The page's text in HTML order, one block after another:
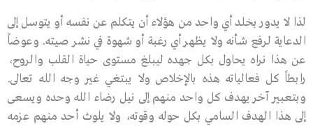
لذا لا يدور بخلد أي واحد من هؤلاء أن يتكلم عن نفسه أو يتوسل إلى
الدعاية لرفع شأنه ولا يظهر أي رغبة أو شهوة في نشر صيته. وعوضاً
عن هذا نراه يحاول بكل جهده ليبلغ مستوى حياة القلب والروح،
رابطاً كل فعالياته هذه بالإخلاص ولا يبتغي غير وجه الله تعالى.
وبتعبير آخر يهدف كل واحد منهم إلى نيل رضاء الله وحده ويسعى
إلى هذا الهدف السامي بكل حوله وقوته، ولا يلوث أحد منهم عزمه